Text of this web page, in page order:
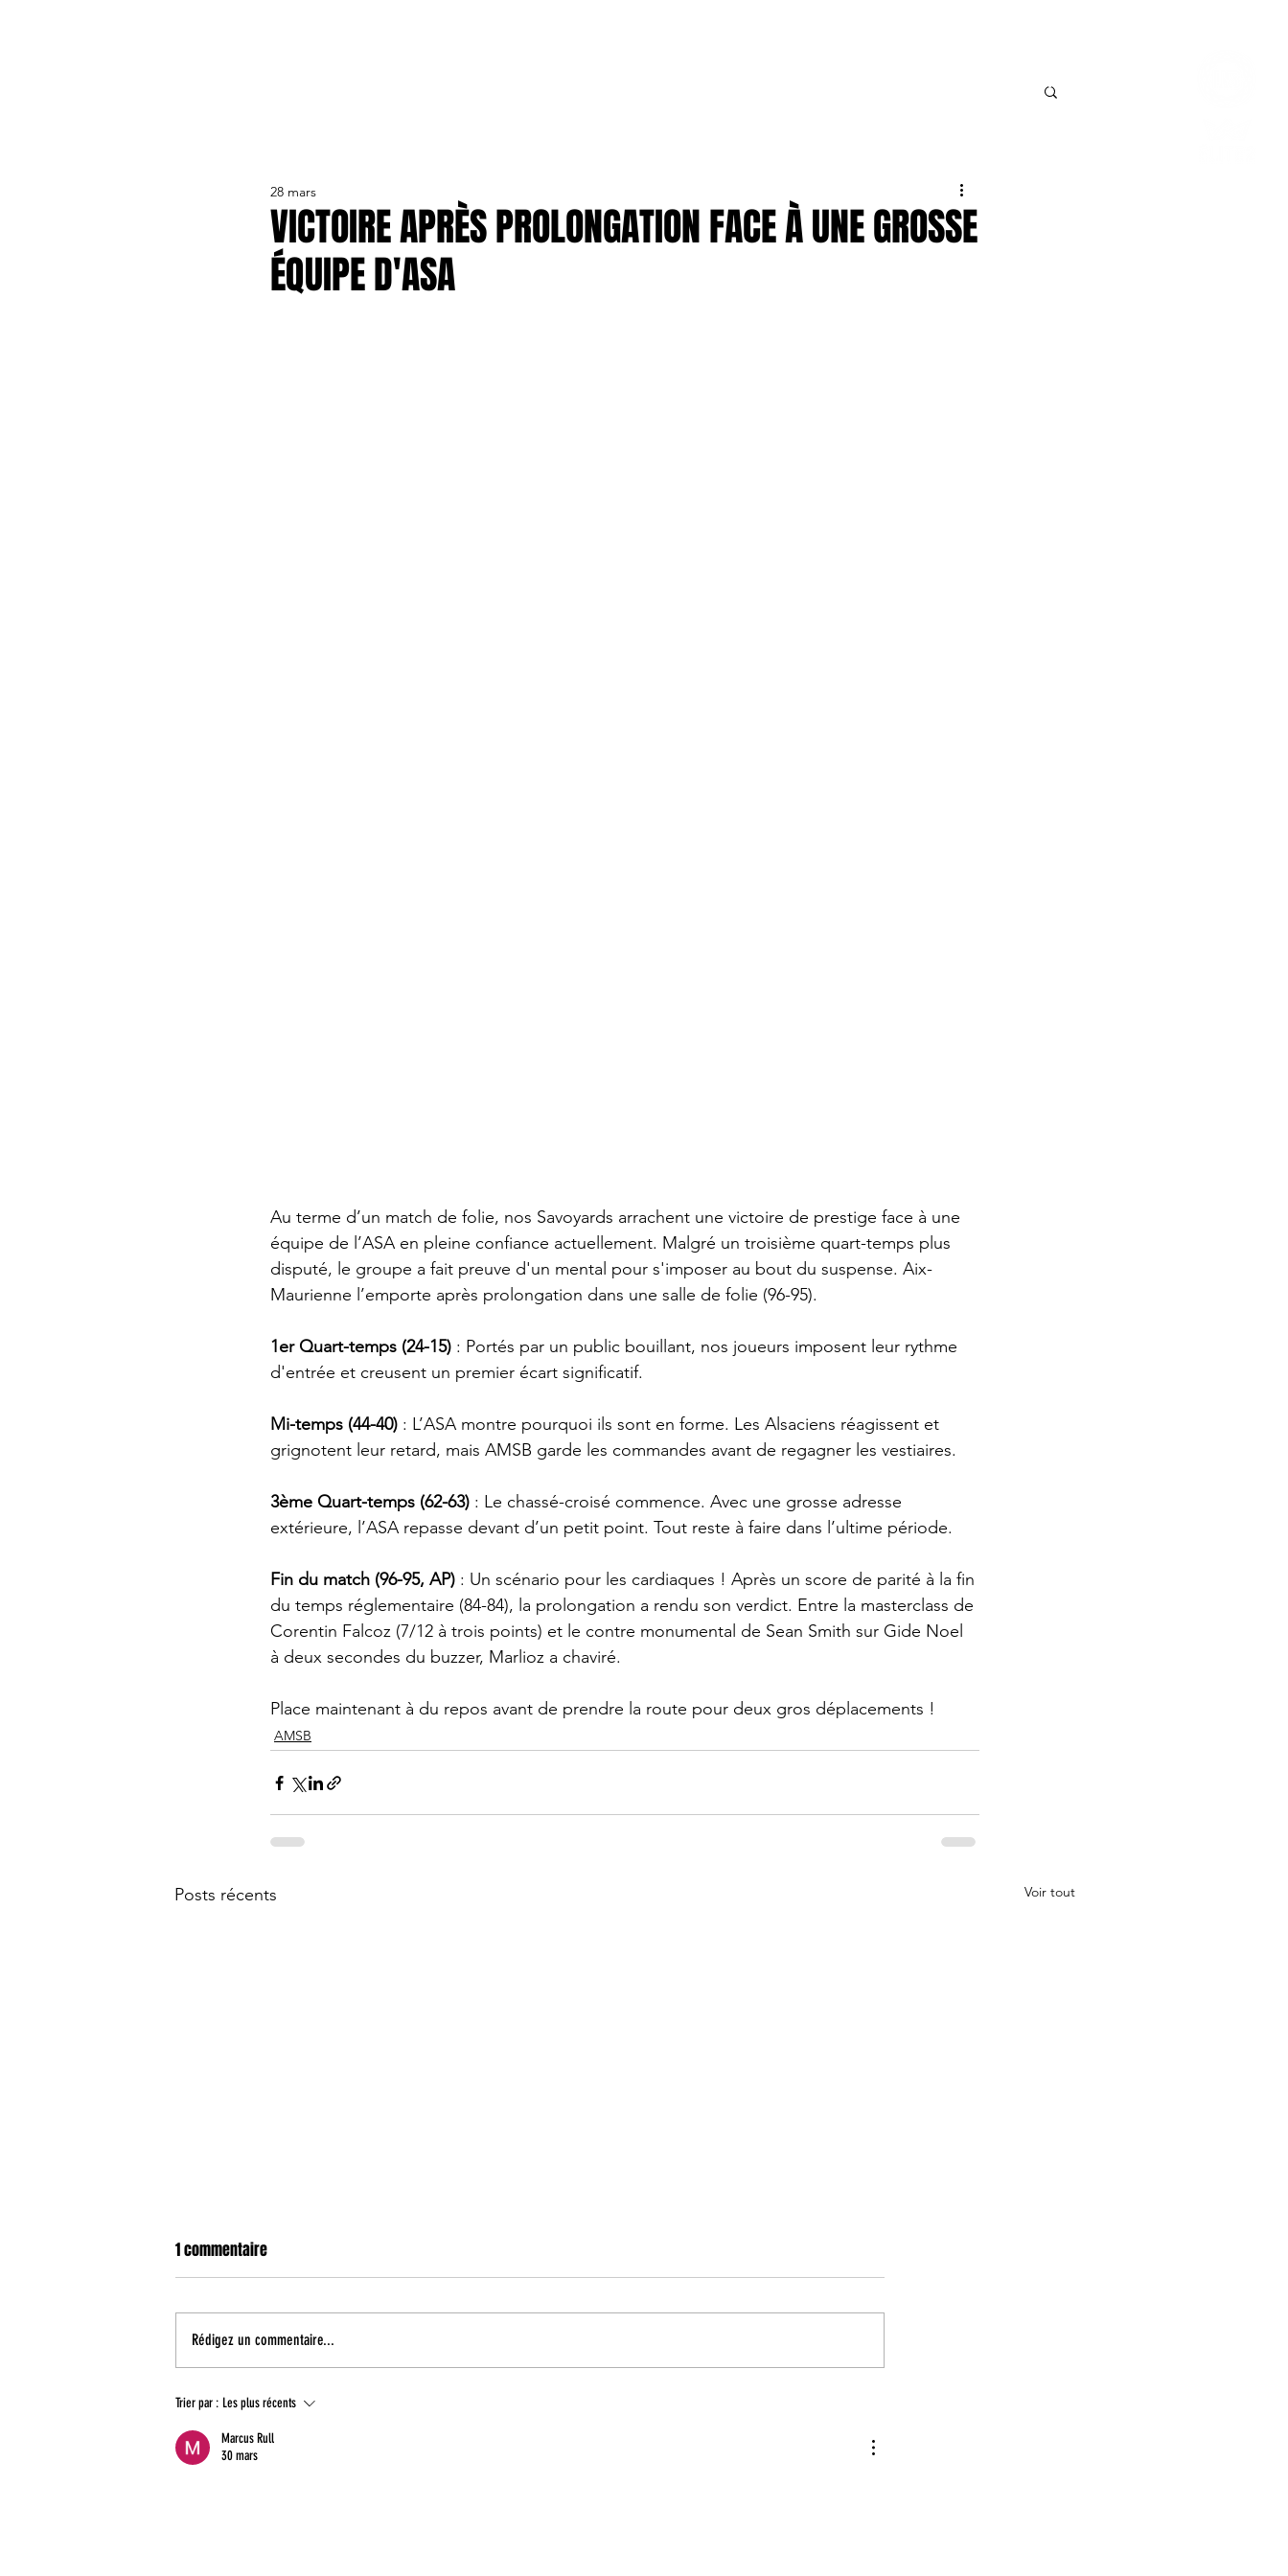
CONTACT
VICTOIRE APRÈS PROLONGATION FACE À UNE GROSSE
ÉQUIPE D'ASA
28 mars
Au terme d’un match de folie, nos Savoyards arrachent une victoire de prestige face à une
équipe de l’ASA en pleine confiance actuellement. Malgré un troisième quart-temps plus
disputé, le groupe a fait preuve d'un mental pour s'imposer au bout du suspense. Aix-
Maurienne l’emporte après prolongation dans une salle de folie (96-95).
1er Quart-temps (24-15) : Portés par un public bouillant, nos joueurs imposent leur rythme
d'entrée et creusent un premier écart significatif.
Mi-temps (44-40) : L’ASA montre pourquoi ils sont en forme. Les Alsaciens réagissent et
grignotent leur retard, mais AMSB garde les commandes avant de regagner les vestiaires.
3ème Quart-temps (62-63) : Le chassé-croisé commence. Avec une grosse adresse
extérieure, l’ASA repasse devant d’un petit point. Tout reste à faire dans l’ultime période.
Fin du match (96-95, AP) : Un scénario pour les cardiaques ! Après un score de parité à la fin
du temps réglementaire (84-84), la prolongation a rendu son verdict. Entre la masterclass de
Corentin Falcoz (7/12 à trois points) et le contre monumental de Sean Smith sur Gide Noel
à deux secondes du buzzer, Marlioz a chaviré.
Place maintenant à du repos avant de prendre la route pour deux gros déplacements !
AMSB
Posts récents Voir tout
Coupe de France : un duel face à
1 commentaire
Rédigez un commentaire...
Trier par : Les plus récents
Marcus Rull
30 mars